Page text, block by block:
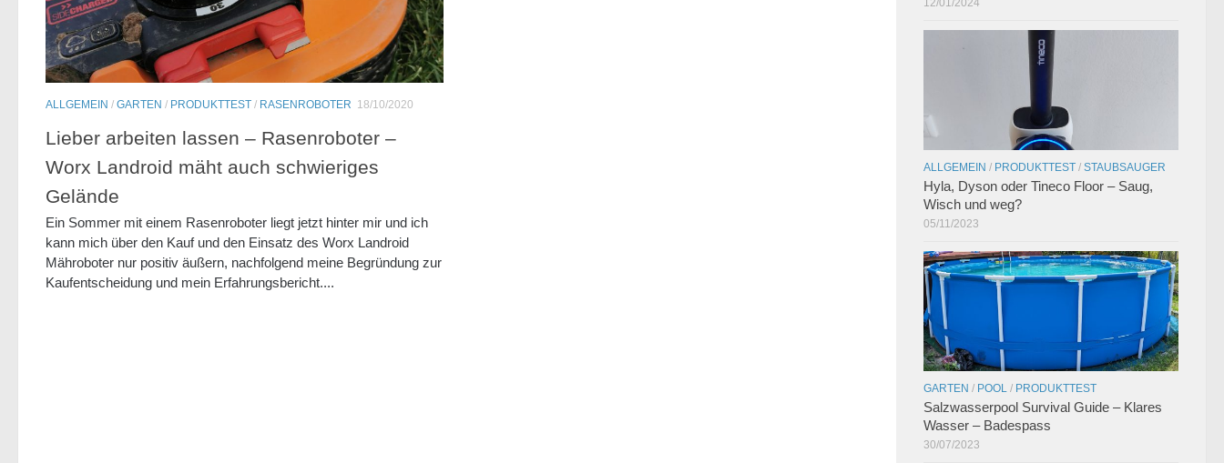
ALLGEMEIN / GARTEN / PRODUKTTEST / RASENROBOTER 18/10/2020
Lieber arbeiten lassen – Rasenroboter –
Worx Landroid mäht auch schwieriges
Gelände
Ein Sommer mit einem Rasenroboter liegt jetzt hinter mir und ich
kann mich über den Kauf und den Einsatz des Worx Landroid
Mähroboter nur positiv äußern, nachfolgend meine Begründung zur
Kaufentscheidung und mein Erfahrungsbericht....
12/01/2024
ALLGEMEIN / PRODUKTTEST / STAUBSAUGER
Hyla, Dyson oder Tineco Floor – Saug,
Wisch und weg?
05/11/2023
GARTEN / POOL / PRODUKTTEST
Salzwasserpool Survival Guide – Klares
Wasser – Badespass
30/07/2023